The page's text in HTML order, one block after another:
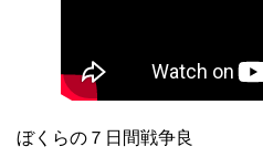
ぼくらの７日間戦争良